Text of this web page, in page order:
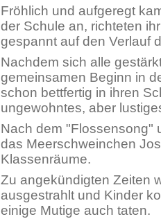
Fröhlich und aufgeregt
der Schule an, richteten
gespannt auf den Verlauf
Nachdem sich alle
gemeinsamen Beginn in
schon bettfertig in ihren
ungewohntes, aber
Nach dem "Flossensong"
das Meerschweinchen
Klassenräume.
Zu angekündigten Zeiten
ausgestrahlt und Kinder
einige Mutige auch taten.